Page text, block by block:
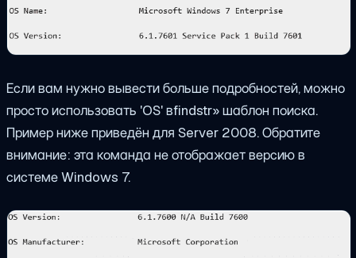
Если вам нужно вывести больше подробностей, можно
просто использовать 'OS' вfindstr» шаблон поиска.
Пример ниже приведён для Server 2008. Обратите
внимание: эта команда не отображает версию в
системе Windows 7.